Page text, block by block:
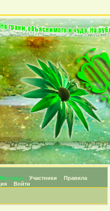
Награды Участники
Правила
Войти